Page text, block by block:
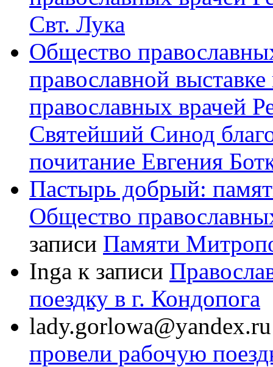
Свт. Лука
Общество
православной
православных врачей
Святейший Синод
почитание Евгения
Пастырь добрый:
Общество
записи Памяти
Inga к записи
поездку в г. Кондопога
lady.gorlowa@yandex.ru
провели рабочую